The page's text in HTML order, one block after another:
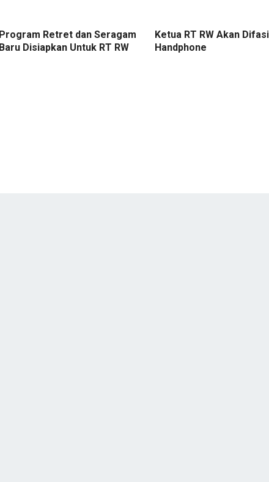
Program Retret dan Seragam
Baru Disiapkan Untuk RT RW
Ketua RT RW Akan
Handphone